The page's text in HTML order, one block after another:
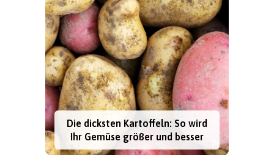
Die dicksten Kartoffeln: So wird
Ihr Gemüse größer und besser